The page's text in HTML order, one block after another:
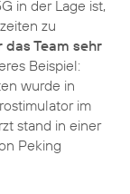
in der Lage ist,
zu
das Team sehr
Beispiel:
wurde in
im
stand in einer
Peking